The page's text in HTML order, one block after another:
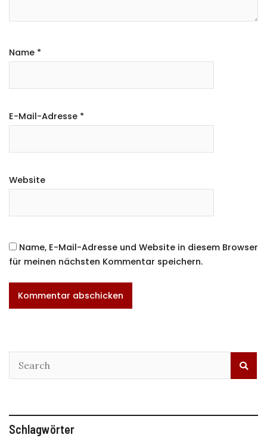
Name *
E-Mail-Adresse *
Website
Name, E-Mail-Adresse und Website in diesem Browser
für meinen nächsten Kommentar speichern.
Schlagwörter